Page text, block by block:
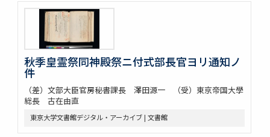
秋季皇霊祭同神殿祭ニ付式部長官ヨリ通知ノ
件
（差）文部大臣官房秘書課長 澤田源一 （受）東京帝国大學
総長 古在由直
東京大学文書館デジタル・アーカイブ | 文書館